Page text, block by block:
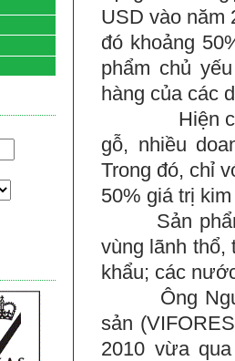
đó khoảng
phẩm chủ
hàng của các
Hiện có
gỗ, nhiều
Trong đó, chỉ
50% giá trị
Sản phẩm
vùng lãnh thổ,
khẩu; các
Ông
sản
2010 vừa